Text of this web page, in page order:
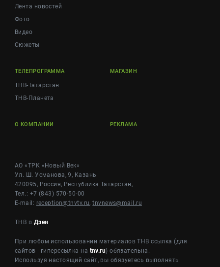
Лента новостей
Фото
Видео
Сюжеты
ТЕЛЕПРОГРАММА
ТНВ-Татарстан
ТНВ-Планета
МАГАЗИН
О КОМПАНИИ РЕКЛАМА
АО «ТРК «Новый Век»
Ул. Ш. Усманова, 9, Казань
420095, Россия, Республика Татарстан,
Тел.: +7 (843) 570-50-00
E-mail: reception@tnvtv.ru,tnvnews@mail.ru
ТНВ в Дзен
При любом использовании материалов ТНВ ссылка (для
сайтов - гиперссылка на tnv.ru) обязательна.
Используя настоящий сайт, вы обязуетесь выполнять